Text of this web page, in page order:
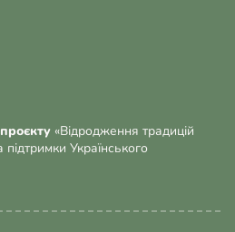
«Відродження традицій
підтримки Українського